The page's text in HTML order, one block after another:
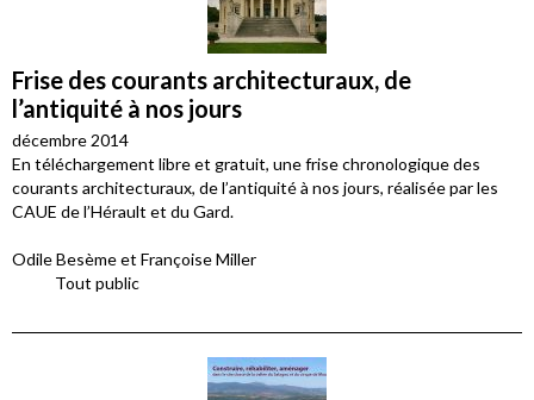
Frise des courants architecturaux, de
l’antiquité à nos jours
décembre 2014
En téléchargement libre et gratuit, une frise chronologique des
courants architecturaux, de l’antiquité à nos jours, réalisée par les
CAUE de l’Hérault et du Gard.
Odile Besème et Françoise Miller
Tout public